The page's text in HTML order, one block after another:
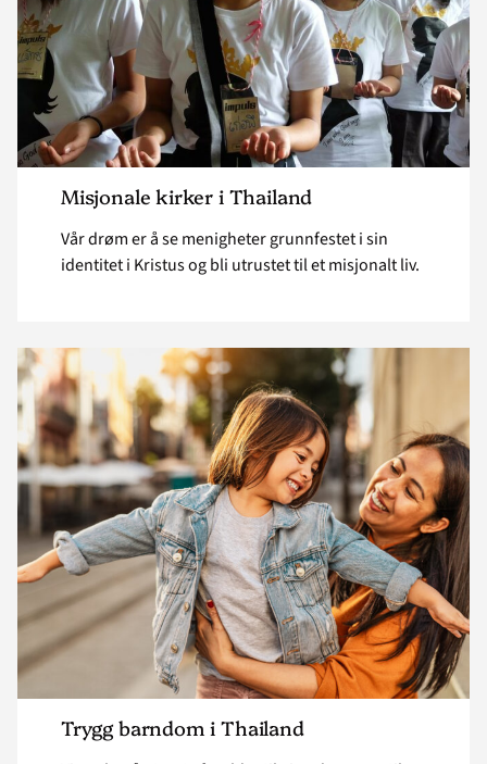
Misjonale kirker i Thailand
Vår drøm er å se menigheter grunnfestet i sin
identitet i Kristus og bli utrustet til et misjonalt liv.
Trygg barndom i Thailand
article
"Trygg
barndom
i
Thailand"